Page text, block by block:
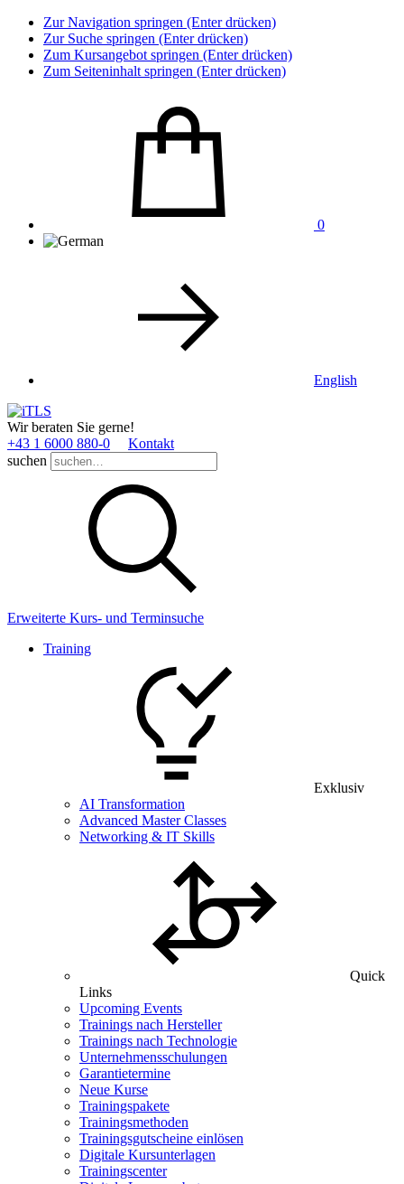
Zur Navigation springen (Enter drücken)
Zur Suche springen (Enter drücken)
Zum Kursangebot springen (Enter drücken)
Zum Seiteninhalt springen (Enter drücken)
0
English
Wir beraten Sie gerne!
+43 1 6000 880­-0
Kontakt
suchen
Erweiterte Kurs- und Terminsuche
Training
Exklusiv
AI Transformation
Advanced Master Classes
Networking & IT Skills
Quick
Links
Upcoming Events
Trainings nach Hersteller
Trainings nach Technologie
Unternehmensschulungen
Garantietermine
Neue Kurse
Trainingspakete
Trainingsmethoden
Trainingsgutscheine einlösen
Digitale Kursunterlagen
Trainingscenter